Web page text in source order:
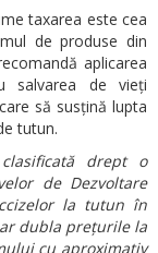
taxarea este cea
de produse din
aplicarea
salvarea de vieți
să susțină lupta
tutun.
drept o
de Dezvoltare
la tutun în
dubla prețurile la
cu aproximativ